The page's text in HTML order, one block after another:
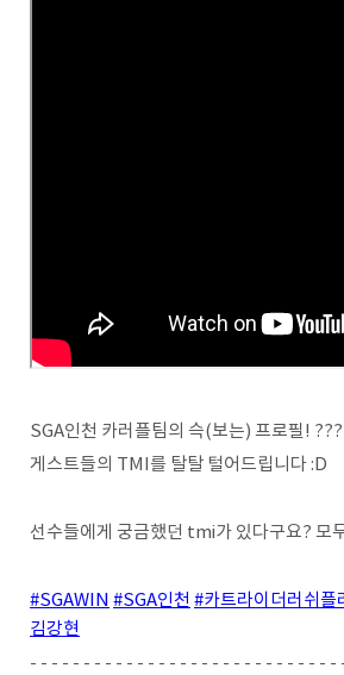
SGA인천 카러플팀의 슥(보는) 프로필!
게스트들의 TMI를 탈탈 털어드립니다 :D
선수들에게 궁금했던 tmi가 있다구요? 모
#SGAWIN #SGA인천 #카트라이더러쉬플
김강현
- - - - - - - - - - - - - - - - - - - - - - - - - - - - -